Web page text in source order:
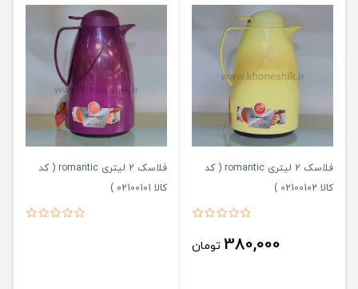
فلاسک 2 لیتری romantic ( کد
کالا 02100102 )
380,000 تومان
فلاسک 2 لیتری romantic ( کد
کالا 02100101 )